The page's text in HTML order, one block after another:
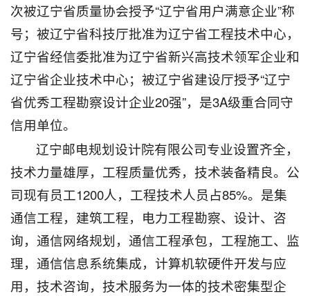
次被辽宁省质量协会授予“辽宁省用户满意企业”称
号；被辽宁省科技厅批准为辽宁省工程技术中心，
辽宁省经信委批准为辽宁省新兴高技术领军企业和
辽宁省企业技术中心；被辽宁省建设厅授予“辽宁
省优秀工程勘察设计企业20强”，是3A级重合同守
信用单位。
辽宁邮电规划设计院有限公司专业设置齐全，
技术力量雄厚，工程质量优秀，技术装备精良。公
司现有员工1200人，工程技术人员占85%。是集
通信工程，建筑工程，电力工程勘察、设计、咨
询，通信网络规划，通信工程承包，工程施工、监
理，通信信息系统集成，计算机软硬件开发与应
用，技术咨询，技术服务为一体的技术密集型企